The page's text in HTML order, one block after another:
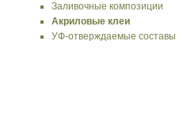
Заливочные композиции
Акриловые клеи
УФ-отверждаемые составы